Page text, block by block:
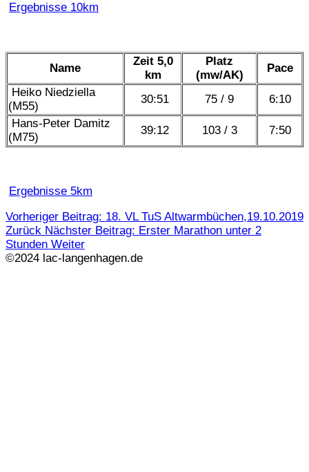
Ergebnisse 10km
Name
Zeit 5,0
km
Platz
(mw/AK)
Pace
Heiko Niedziella
(M55)
30:51 75 / 9
6:10
Hans-Peter Damitz
(M75)
39:12 103 / 3 7:50
Ergebnisse 5km
Vorheriger Beitrag: 18. VL TuS Altwarmbüchen,19.10.2019
Zurück Nächster Beitrag: Erster Marathon unter 2
Stunden Weiter
©2024 lac-langenhagen.de